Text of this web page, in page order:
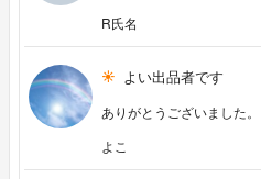
R氏名
よい出品者です
ありがとうございました。
よこ